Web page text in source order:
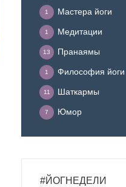
Мастера йоги
1
Медитации
1
Пранаямы
13
Философия йоги
1
Шаткармы
11
Юмор
7
#ЙОГНЕДЕЛИ